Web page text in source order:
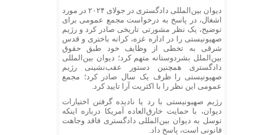
دیوان بین‌المللی دادگستری در جولای ۲۰۲۴ در مورد
اشغال، در پاسخ به درخواست مجمع عمومی برای
توضیح، یک نظر مشورتی تاریخی صادر کرد و رژیم
صهیونیستی را در اداره غزه، کرانه باختری و قدس
شرقی به تخطی از وظایف خود طبق حقوق
بین‌الملل بشردوستانه متهم کرد؛ دیوان بین‌المللی
دادگستری همچنین دستور عقب‌نشینی رژیم
صهیونیستی را ظرف یک سال صادر کرد؛ مجمع
عمومی این نظر را با اکثریت آرا تایید کرد.
رژیم صهیونیستی با رد یا نادیده گرفتن اختیارات
دیوان، با حمایت خارق‌العاده آمریکا درباره اینکه
توسل به دیوان بین‌المللی دادگستری فاقد وجاهت
قانونی است، پاسخ داد.